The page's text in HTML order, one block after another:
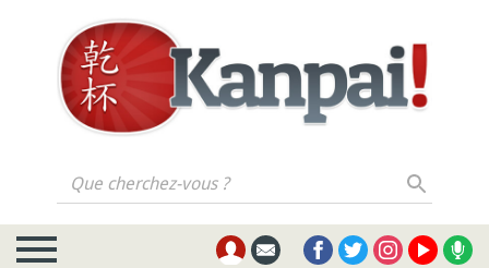
Que cherchez-vous ?